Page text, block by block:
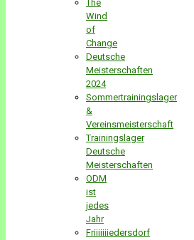
The
Wind
of
Change
Deutsche
Meisterschaften
2024
Sommertrainingslager
&
Vereinsmeisterschaft
Trainingslager
Deutsche
Meisterschaften
ODM
ist
jedes
Jahr
Friiiiiiiedersdorf